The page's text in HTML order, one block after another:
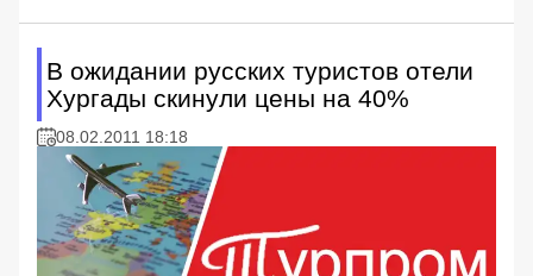
В ожидании русских туристов отели
Хургады скинули цены на 40%
08.02.2011 18:18